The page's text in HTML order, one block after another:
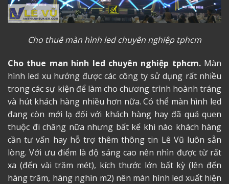
Cho thuê màn hình led chuyên nghiệp tphcm
Cho thue man hinh led chuyên nghiệp tphcm. Màn
hình led xu hướng được các công ty sử dụng rất nhiều
trong các sự kiện để làm cho chương trình hoành tráng
và hút khách hàng nhiều hơn nữa. Có thể màn hình led
đang còn mới lạ đối với khách hàng hay đã quá quen
thuộc đi chăng nữa nhưng bất kể khi nào khách hàng
cần tư vấn hay hỗ trợ thêm thông tin Lê Vũ luôn sẵn
lòng. Với ưu điểm là độ sáng cao nên nhìn được từ rất
xa (đến vài trăm mét), kích thước lớn bất kỳ (lên đến
hàng trăm, hàng nghìn m2) nên màn hình led xuất hiện